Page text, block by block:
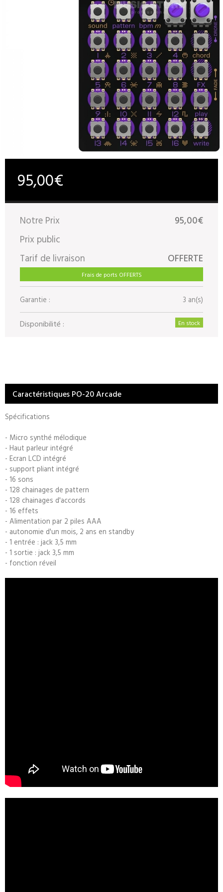
95,00€
Notre Prix
95,00€
Prix public
Tarif de livraison
OFFERTE
Frais de ports OFFERTS
Garantie : 3 an(s)
Disponibilité : En stock
Caractéristiques PO-20 Arcade
Spécifications
- Micro synthé mélodique
- Haut parleur intégré
- Ecran LCD intégré
- support pliant intégré
- 16 sons
- 128 chainages de pattern
- 128 chainages d'accords
- 16 effets
- Alimentation par 2 piles AAA
- autonomie d'un mois, 2 ans en standby
- 1 entrée : jack 3,5 mm
- 1 sortie : jack 3,5 mm
- fonction réveil